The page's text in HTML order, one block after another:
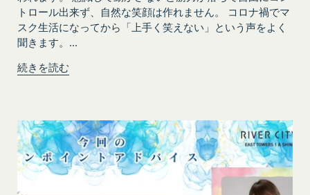
トロール出来ず、自然な笑顔は作れません。 コロナ禍でマ
スク生活になってから「上手く笑えない」という声をよく
聞きます。...
続きを読む
ー」といいます。これに類似の技術を含みます。)
を使用することがあります。
クッキーは、ウェブサイトを利用されたときにご利
用のパソコンや携帯端末に一時的にデータを保存さ
クセスしたURL、コンテンツ、参照順序等)や、年
齢や性別、職業、居住地域、位置情報等個人が特定
できない属性情報(それらの組み合わせによっても
個人が特定できないもの)を取得することがありま
に定める方法により本サービスに関するルール等を
発信する場合、それらは本規約の一部を構成するも
のとし、個別規定、追加規定又はルール等が本規約
と抵触する場合には、当該個別規定、追加規定又は
ることができるものとします。
前項による本規約の変更をするときは、その効力発
生日を定め、かつ、本規約を変更する旨及び変更後
の本規約の内容並びにその効力発生日を、会員に対